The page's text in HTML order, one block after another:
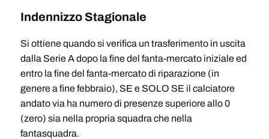
Indennizzo Stagionale
Si ottiene quando si verifica un trasferimento in uscita
dalla Serie A dopo la fine del fanta-mercato iniziale ed
entro la fine del fanta-mercato di riparazione (in
genere a fine febbraio), SE e SOLO SE il calciatore
andato via ha numero di presenze superiore allo 0
(zero) sia nella propria squadra che nella
fantasquadra.